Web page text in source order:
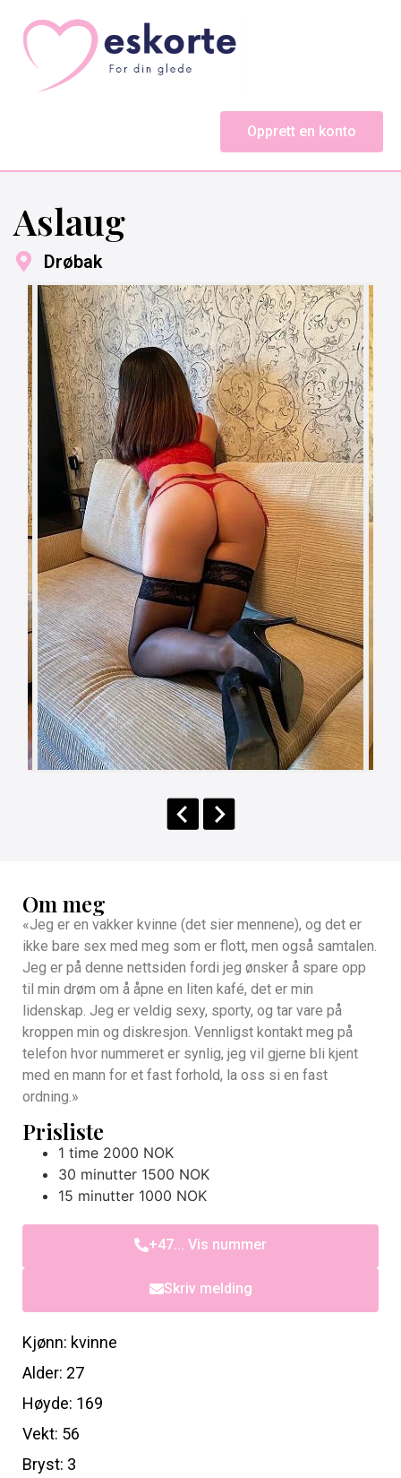
Opprett en konto
Aslaug
Drøbak
Om meg
«Jeg er en vakker kvinne (det sier mennene), og det er
ikke bare sex med meg som er flott, men også samtalen.
Jeg er på denne nettsiden fordi jeg ønsker å spare opp
til min drøm om å åpne en liten kafé, det er min
lidenskap. Jeg er veldig sexy, sporty, og tar vare på
kroppen min og diskresjon. Vennligst kontakt meg på
telefon hvor nummeret er synlig, jeg vil gjerne bli kjent
med en mann for et fast forhold, la oss si en fast
ordning.»
Prisliste
1 time 2000 NOK
30 minutter 1500 NOK
15 minutter 1000 NOK
+47... Vis nummer
Skriv melding
Kjønn: kvinne
Alder: 27
Høyde: 169
Vekt: 56
Bryst: 3